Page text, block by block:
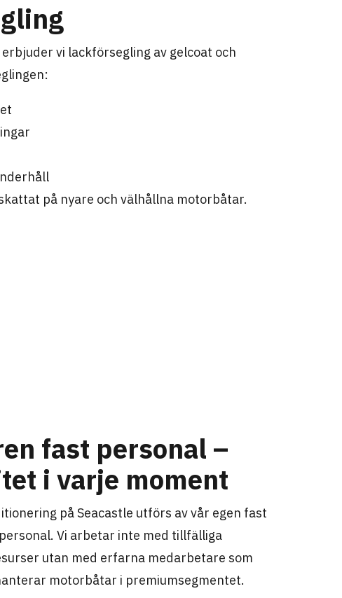
vi lackförsegling av gelcoat och
på nyare och välhållna motorbåtar.
fast personal –
i varje moment
på Seacastle utförs av vår egen fast
Vi arbetar inte med tillfälliga
utan med erfarna medarbetare som
motorbåtar i premiumsegmentet.